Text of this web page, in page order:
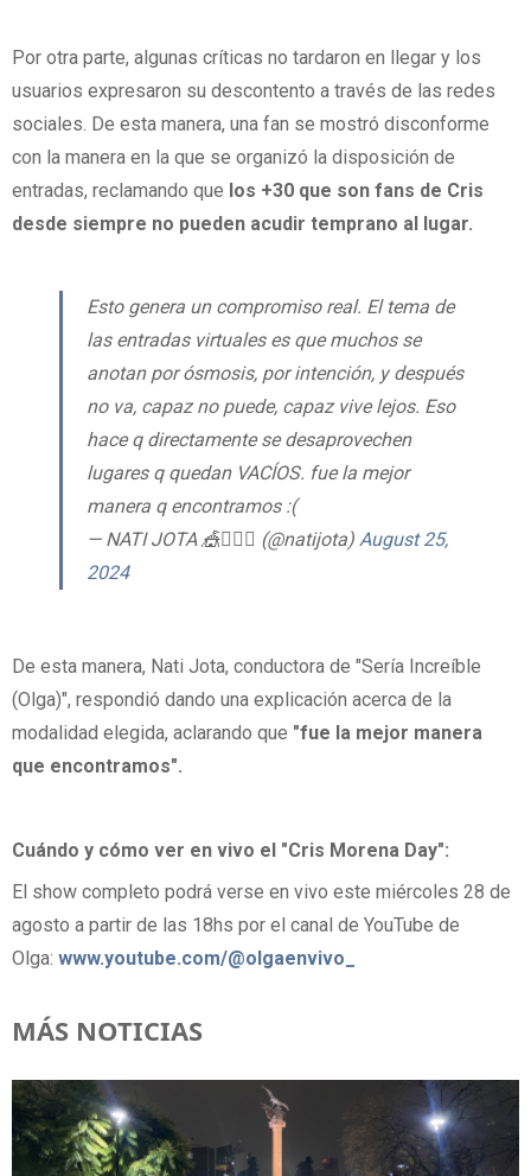
Por otra parte, algunas críticas no tardaron en llegar y los
usuarios expresaron su descontento a través de las redes
sociales. De esta manera, una fan se mostró disconforme
con la manera en la que se organizó la disposición de
entradas, reclamando que los +30 que son fans de Cris
desde siempre no pueden acudir temprano al lugar.
Esto genera un compromiso real. El tema de
las entradas virtuales es que muchos se
anotan por ósmosis, por intención, y después
no va, capaz no puede, capaz vive lejos. Eso
hace q directamente se desaprovechen
lugares q quedan VACÍOS. fue la mejor
manera q encontramos :(
— NATI JOTA 🎪🧜🏼‍♀️ (@natijota) August 25,
2024
De esta manera, Nati Jota, conductora de "Sería Increíble
(Olga)", respondió dando una explicación acerca de la
modalidad elegida, aclarando que "fue la mejor manera
que encontramos".
Cuándo y cómo ver en vivo el "Cris Morena Day":
El show completo podrá verse en vivo este miércoles 28 de
agosto a partir de las 18hs por el canal de YouTube de
Olga: www.youtube.com/@olgaenvivo_
MÁS NOTICIAS